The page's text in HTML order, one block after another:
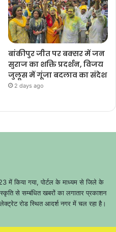
बांकीपुर जीत पर बक्सर में जन
सुराज का शक्ति प्रदर्शन, विजय
जुलूस में गूंजा बदलाव का संदेश
2 days ago
में किया गया, पोर्टल के माध्यम से जिले के
से सम्बंधित खबरों का लगातार प्रकाशन
रोड स्थित आदर्श नगर में चल रहा है।